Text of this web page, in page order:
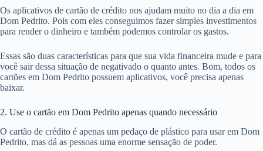
Os aplicativos de cartão de crédito nos ajudam muito no dia a dia em
Dom Pedrito. Pois com eles conseguimos fazer simples investimentos
para render o dinheiro e também podemos controlar os gastos.
Essas são duas características para que sua vida financeira mude e para
você sair dessa situação de negativado o quanto antes. Bom, todos os
cartões em Dom Pedrito possuem aplicativos, você precisa apenas
baixar.
2. Use o cartão em Dom Pedrito apenas quando necessário
O cartão de crédito é apenas um pedaço de plástico para usar em Dom
Pedrito, mas dá as pessoas uma enorme sensação de poder.